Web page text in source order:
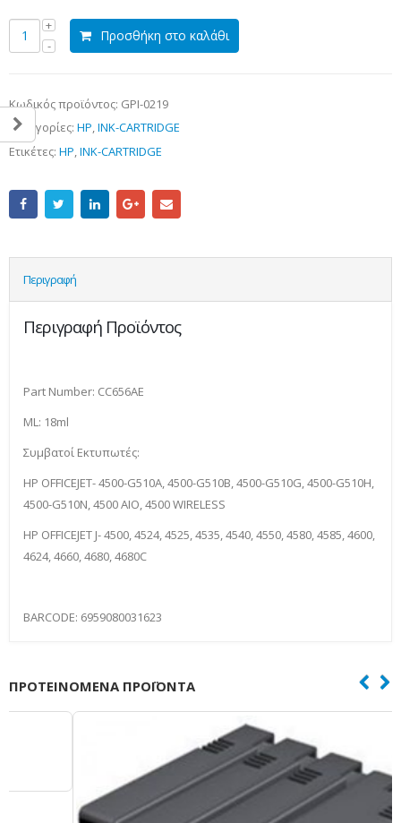
Προσθήκη στο καλάθι
Κωδικός προϊόντος: GPI-0219
Κατηγορίες: HP,INK-CARTRIDGE
Ετικέτες: HP,INK-CARTRIDGE
Περιγραφή
Περιγραφή Προϊόντος
Part Number: CC656AE
ML: 18ml
Συμβατοί Εκτυπωτές:
HP OFFICEJET- 4500-G510A, 4500-G510B, 4500-G510G, 4500-G510H,
4500-G510N, 4500 AIO, 4500 WIRELESS
HP OFFICEJET J- 4500, 4524, 4525, 4535, 4540, 4550, 4580, 4585, 4600,
4624, 4660, 4680, 4680C
BARCODE: 6959080031623
ΠΡΟΤΕΙΝΌΜΕΝΑ ΠΡΟΪΌΝΤΑ